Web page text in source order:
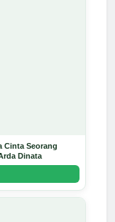
Cinta Seorang
Dinata